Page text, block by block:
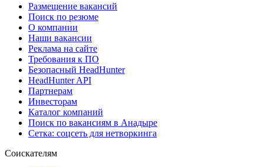
Размещение вакансий
Поиск по резюме
О компании
Наши вакансии
Реклама на сайте
Требования к ПО
Безопасный HeadHunter
HeadHunter API
Партнерам
Инвесторам
Каталог компаний
Поиск по вакансиям в Анадыре
Сетка: соцсеть для нетворкинга
Соискателям